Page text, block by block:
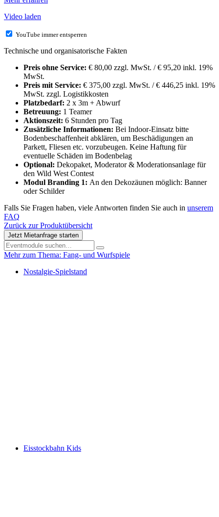
Video laden
YouTube immer entsperren
Technische und organisatorische Fakten
Preis ohne Service: € 80,00 zzgl. MwSt. / € 95,20 inkl. 19%
MwSt.
Preis mit Service: € 375,00 zzgl. MwSt. / € 446,25 inkl. 19%
MwSt. zzgl. Logistikkosten
Platzbedarf: 2 x 3m + Abwurf
Betreuung: 1 Teamer
Aktionszeit: 6 Stunden pro Tag
Zusätzliche Informationen: Bei Indoor-Einsatz bitte
Bodenbeschaffenheit abklären, um Beschädigungen an
Parkett, Fliesen etc. vorzubeugen. Keine Haftung für
eventuelle Schäden im Bodenbelag
Optional: Dekopaket, Moderator & Moderationsanlage für
den Wild West Contest
Modul Branding 1: An den Dekozäunen möglich: Banner
oder Schilder
Falls Sie Fragen haben, viele Antworten finden Sie auch in unserem
FAQ
Zurück zur Produktübersicht
Jetzt Mietanfrage starten
Mehr zum Thema: Fang- und Wurfspiele
Nostalgie-Spielstand
Eisstockbahn Kids